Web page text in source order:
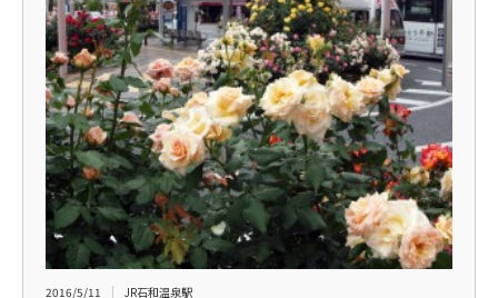
2016/5/11 JR石和温泉駅